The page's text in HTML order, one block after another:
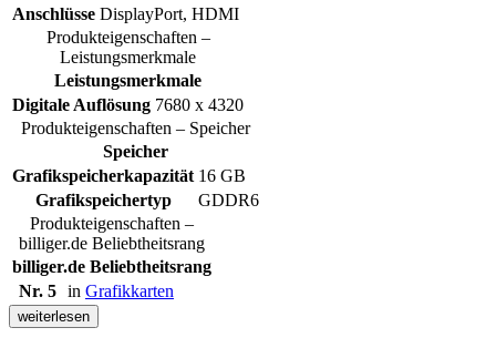
Anschlüsse DisplayPort, HDMI
Produkteigenschaften –
Leistungsmerkmale
Leistungsmerkmale
Digitale Auflösung 7680 x 4320
Produkteigenschaften – Speicher
Speicher
Grafikspeicherkapazität 16 GB
Grafikspeichertyp
GDDR6
Produkteigenschaften –
billiger.de Beliebtheitsrang
billiger.de Beliebtheitsrang
Nr. 5 in Grafikkarten
weiterlesen